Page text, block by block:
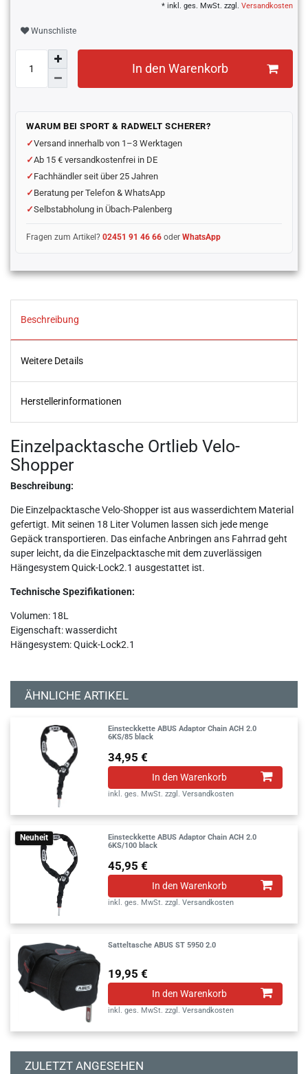
* inkl. ges. MwSt. zzgl. Versandkosten
Wunschliste
In den Warenkorb
WARUM BEI SPORT & RADWELT SCHERER?
Versand innerhalb von 1–3 Werktagen
Ab 15 € versandkostenfrei in DE
Fachhändler seit über 25 Jahren
Beratung per Telefon & WhatsApp
Selbstabholung in Übach-Palenberg
Fragen zum Artikel?02451 91 46 66 oderWhatsApp
Beschreibung
Weitere Details
Herstellerinformationen
Einzelpacktasche Ortlieb Velo-
Shopper
Beschreibung:
Die Einzelpacktasche Velo-Shopper ist aus wasserdichtem Material
gefertigt. Mit seinen 18 Liter Volumen lassen sich jede menge
Gepäck transportieren. Das einfache Anbringen ans Fahrrad geht
super leicht, da die Einzelpacktasche mit dem zuverlässigen
Hängesystem Quick-Lock2.1 ausgestattet ist.
Technische Spezifikationen:
Volumen: 18L
Eigenschaft: wasserdicht
Hängesystem: Quick-Lock2.1
ÄHNLICHE ARTIKEL
Einsteckkette ABUS Adaptor Chain ACH 2.0
6KS/85 black
34,95 €
In den Warenkorb
inkl. ges. MwSt. zzgl.Versandkosten
Neuheit
Einsteckkette ABUS Adaptor Chain ACH 2.0
6KS/100 black
45,95 €
In den Warenkorb
inkl. ges. MwSt. zzgl.Versandkosten
Satteltasche ABUS ST 5950 2.0
19,95 €
In den Warenkorb
inkl. ges. MwSt. zzgl.Versandkosten
ZULETZT ANGESEHEN